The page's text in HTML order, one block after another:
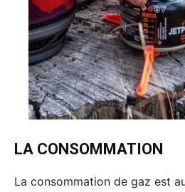
LA CONSOMMATION
La consommation de gaz est